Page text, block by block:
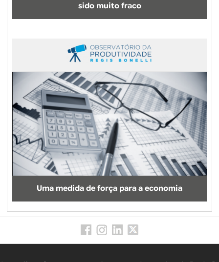
sido muito fraco
Uma medida de força para a economia